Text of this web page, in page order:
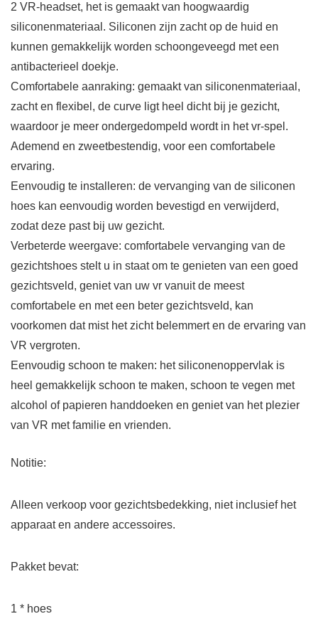
2 VR-headset, het is gemaakt van hoogwaardig
siliconenmateriaal. Siliconen zijn zacht op de huid en
kunnen gemakkelijk worden schoongeveegd met een
antibacterieel doekje.
Comfortabele aanraking: gemaakt van siliconenmateriaal,
zacht en flexibel, de curve ligt heel dicht bij je gezicht,
waardoor je meer ondergedompeld wordt in het vr-spel.
Ademend en zweetbestendig, voor een comfortabele
ervaring.
Eenvoudig te installeren: de vervanging van de siliconen
hoes kan eenvoudig worden bevestigd en verwijderd,
zodat deze past bij uw gezicht.
Verbeterde weergave: comfortabele vervanging van de
gezichtshoes stelt u in staat om te genieten van een goed
gezichtsveld, geniet van uw vr vanuit de meest
comfortabele en met een beter gezichtsveld, kan
voorkomen dat mist het zicht belemmert en de ervaring van
VR vergroten.
Eenvoudig schoon te maken: het siliconenoppervlak is
heel gemakkelijk schoon te maken, schoon te vegen met
alcohol of papieren handdoeken en geniet van het plezier
van VR met familie en vrienden.
Notitie:
Alleen verkoop voor gezichtsbedekking, niet inclusief het
apparaat en andere accessoires.
Pakket bevat:
1 * hoes